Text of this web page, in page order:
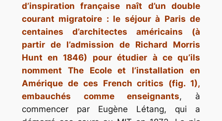
d’inspiration française naît d’un double
courant migratoire : le séjour à Paris de
centaines d’architectes américains (à
partir de l’admission de Richard Morris
Hunt en 1846) pour étudier à ce qu’ils
nomment The Ecole et l’installation en
Amérique de ces French critics (fig. 1),
embauchés comme enseignants, à
commencer par Eugène Létang, qui a